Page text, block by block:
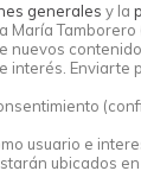
generales y la
María Tamborero
nuevos
interés. Enviarte
usuario e
ubicados